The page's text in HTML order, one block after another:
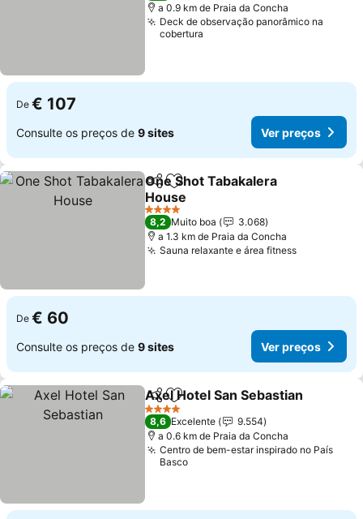
a 0.9 km de Praia da Concha
Deck de observação panorâmico na
cobertura
De € 107
Consulte os preços de 9 sites Ver preços
PartilharAdicionar aos favoritos
One Shot Tabakalera
House
4 Estrelas
8,2 Muito boa
3.068
a 1.3 km de Praia da Concha
Sauna relaxante e área fitness
De € 60
Consulte os preços de 9 sites Ver preços
PartilharAdicionar aos favoritos
Axel Hotel San Sebastian
4 Estrelas
8,6 Excelente
9.554
a 0.6 km de Praia da Concha
Centro de bem-estar inspirado no País
Basco